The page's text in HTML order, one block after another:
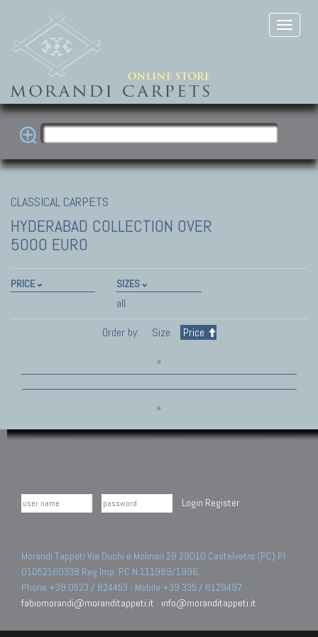
CLASSICAL CARPETS
HYDERABAD COLLECTION OVER
5000 EURO
PRICE SIZES
all
Order by:
Size Price
»
»
Login Register
Morandi Tappeti Via Duchi e Molinari 28 29010 Castelvetro (PC) PI
01052160338 Reg.Imp. PC N.111989/1996.
Phone +39 0523 / 824453 - Mobile +39 335 / 6129497
fabiomorandi@moranditappeti.it - info@moranditappeti.it